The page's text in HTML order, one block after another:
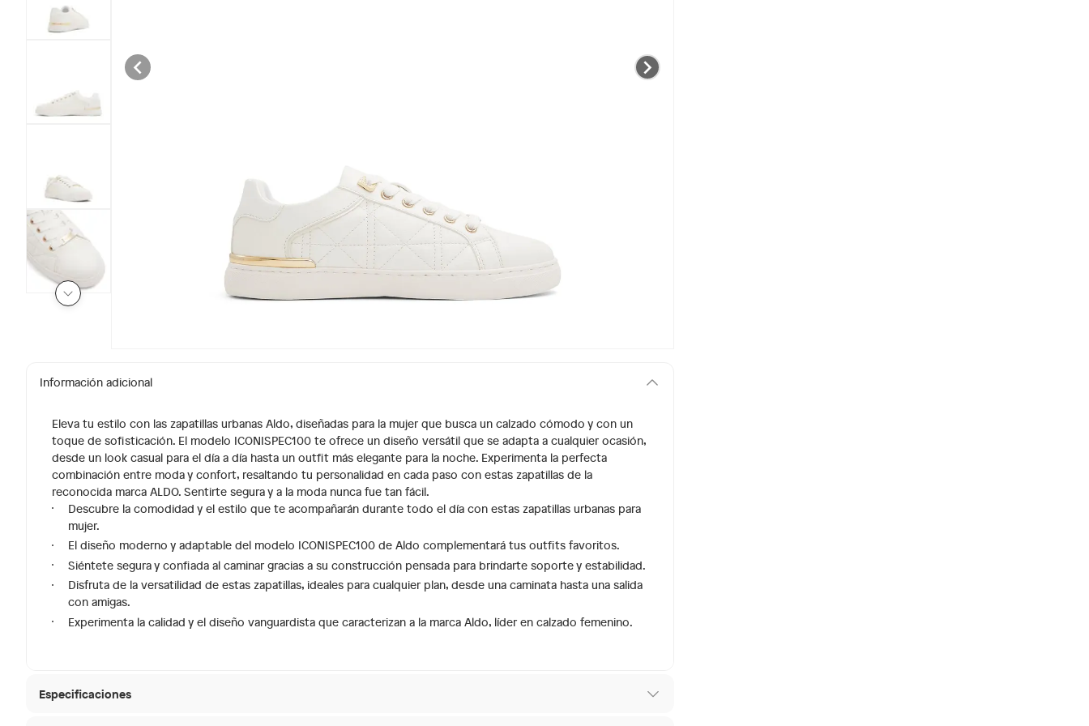
Información adicional
Eleva tu estilo con las zapatillas urbanas Aldo, diseñadas para la mujer que busca un calzado cómodo y con un
toque de sofisticación. El modelo ICONISPEC100 te ofrece un diseño versátil que se adapta a cualquier ocasión,
desde un look casual para el día a día hasta un outfit más elegante para la noche. Experimenta la perfecta
combinación entre moda y confort, resaltando tu personalidad en cada paso con estas zapatillas de la
reconocida marca ALDO. Sentirte segura y a la moda nunca fue tan fácil.
Descubre la comodidad y el estilo que te acompañarán durante todo el día con estas zapatillas urbanas para
mujer.
El diseño moderno y adaptable del modelo ICONISPEC100 de Aldo complementará tus outfits favoritos.
Siéntete segura y confiada al caminar gracias a su construcción pensada para brindarte soporte y estabilidad.
Disfruta de la versatilidad de estas zapatillas, ideales para cualquier plan, desde una caminata hasta una salida
con amigas.
Experimenta la calidad y el diseño vanguardista que caracterizan a la marca Aldo, líder en calzado femenino.
Especificaciones